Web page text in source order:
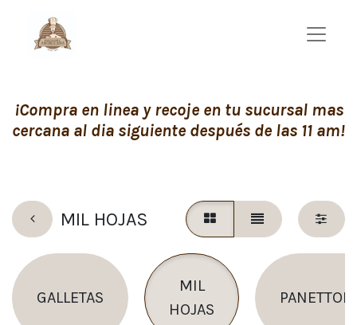
¡Compra en linea y recoje en tu sucursal mas
cercana al dia siguiente después de las 11 am!
MIL HOJAS
GALLETAS
MIL
HOJAS